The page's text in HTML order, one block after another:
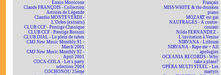
Ennio Morricone
Claude FRANÇOIS - Collection
Artistes de Légende
Claudio MONTEVERDI -
L'Orfeo (extraits)
CLUB CCF - Prestige Classique
CLUB CCF - Prestige Rossini
CLUB DIAL - Le plein de tubes
CMJ New Music Monthly 91 -
March 2001
CMJ New Music Monthly 92 -
April 2001
COCA-COLA - Let's party
selection 2004
COCHONOU 25ème
Français
MISS WHITE & the drunken
piano
MOZART est gai
NAUFRAGÉS - À contre-
courant
Nilda FERNANDEZ -
L'invitation à Venise
NIRVANA - Lithium
NIRVANA - Rape me + All
apologies
OCEANIA RECORDS - Why
take a plane?
OPÉRA MULTI STEEL - Les
martyrs